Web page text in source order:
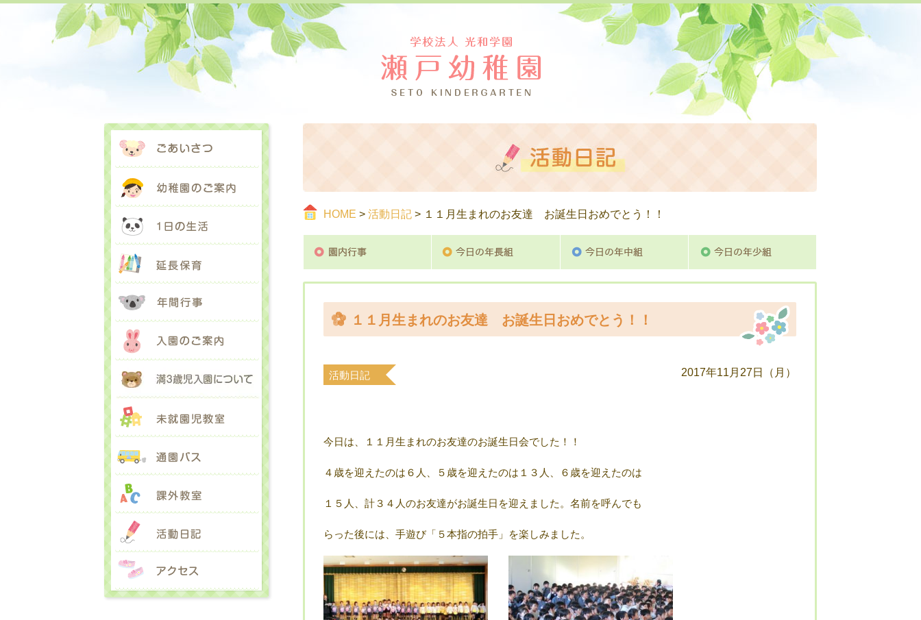
HOME > 活動日記 > １１月生まれのお友達 お誕生日おめでとう！！
１１月生まれのお友達 お誕生日おめでとう！！
活動日記 2017年11月27日（月）
今日は、１１月生まれのお友達のお誕生日会でした！！
４歳を迎えたのは６人、５歳を迎えたのは１３人、６歳を迎えたのは
１５人、計３４人のお友達がお誕生日を迎えました。名前を呼んでも
らった後には、手遊び「５本指の拍手」を楽しみました。
ごあいさつ
幼稚園のご案内
1日の生活
満３歳児入園について
課外教室
活動日記
アクセス